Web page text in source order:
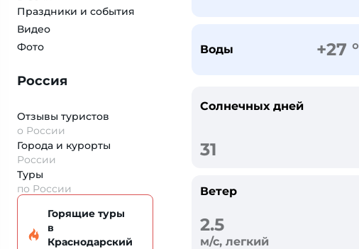
Праздники и события
Видео
Фото
Россия
Отзывы туристов
о России
Города и курорты
России
Туры
по России
Горящие туры
в
Краснодарский
Воды +27 °
Солнечных дней
31
Ветер
2.5
м/с, легкий